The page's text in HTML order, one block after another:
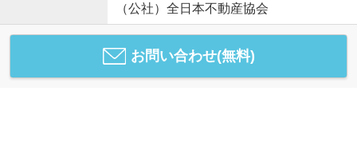
（公社）全日本不動産協会
お問い合わせ(無料)